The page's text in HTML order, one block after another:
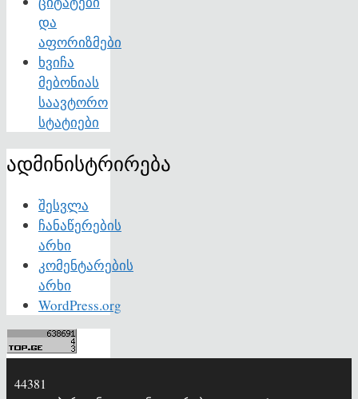
და
აფორიზმები
ხვიჩა
მებონიას
საავტორო
სტატიები
ადმინისტრირება
შესვლა
ჩანაწერების
არხი
კომენტარების
არხი
WordPress.org
44381